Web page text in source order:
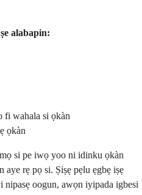
alabapin:
fi wahala si ọkàn
ọkàn
si pe iwọ yoo ni idinku ọkàn
rẹ pọ si. Ṣiṣẹ pẹlu ẹgbẹ iṣẹ
oogun, awọn iyipada igbesi